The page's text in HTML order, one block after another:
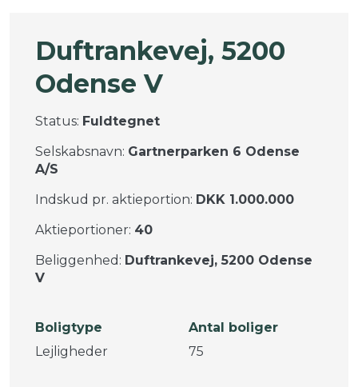
Duftrankevej, 5200
Odense V
Status: Fuldtegnet
Selskabsnavn: Gartnerparken 6 Odense
A/S
Indskud pr. aktieportion: DKK 1.000.000
Aktieportioner: 40
Beliggenhed: Duftrankevej, 5200 Odense
V
Boligtype
Lejligheder
Antal boliger
75